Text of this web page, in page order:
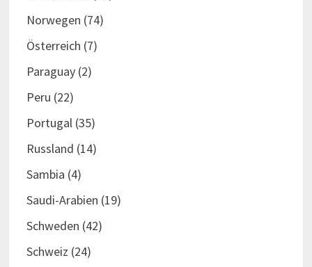
Norwegen (74)
Österreich (7)
Paraguay(2)
Peru (22)
Portugal(35)
Russland (14)
Sambia (4)
Saudi-Arabien (19)
Schweden (42)
Schweiz (24)